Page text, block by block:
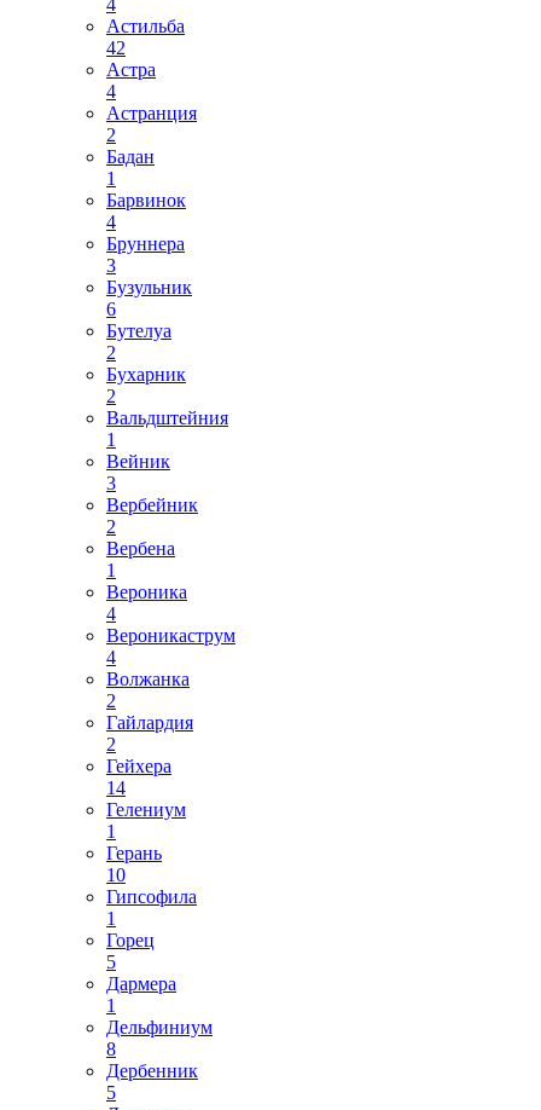
4
Астильба
42
Астра
4
Астранция
2
Бадан
1
Барвинок
4
Бруннера
3
Бузульник
6
Бутелуа
2
Бухарник
2
Вальдштейния
1
Вейник
3
Вербейник
2
Вербена
1
Вероника
4
Вероникаструм
4
Волжанка
2
Гайлардия
2
Гейхера
14
Гелениум
1
Герань
10
Гипсофила
1
Горец
5
Дармера
1
Дельфиниум
8
Дербенник
5